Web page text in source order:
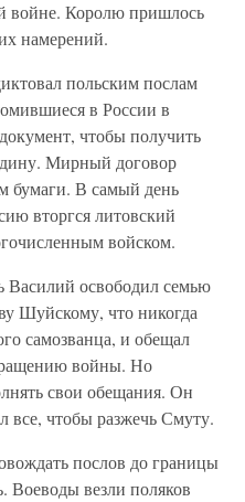
войне. Королю пришлось
намерений.
польским послам
в России в
чтобы получить
Мирный договор
бумаги. В самый день
вторгся литовский
войском.
Василий освободил семью
Шуйскому, что никогда
самозванца, и обещал
войны. Но
свои обещания. Он
все, чтобы разжечь Смуту.
послов до границы
Воеводы везли поляков